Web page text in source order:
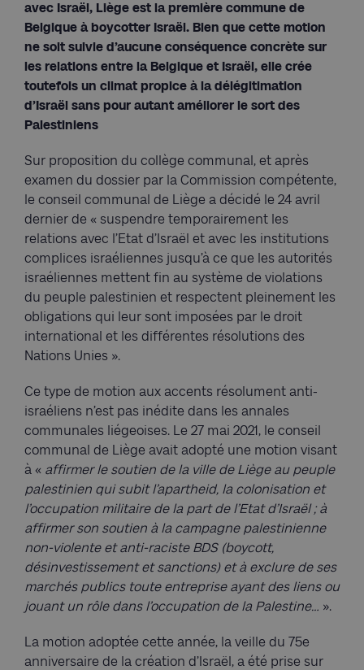
avec Israël, Liège est la première commune de
Belgique à boycotter Israël. Bien que cette motion
ne soit suivie d’aucune conséquence concrète sur
les relations entre la Belgique et Israël, elle crée
toutefois un climat propice à la délégitimation
d’Israël sans pour autant améliorer le sort des
Palestiniens
Sur proposition du collège communal, et après
examen du dossier par la Commission compétente,
le conseil communal de Liège a décidé le 24 avril
dernier de « suspendre temporairement les
relations avec l’Etat d’Israël et avec les institutions
complices israéliennes jusqu’à ce que les autorités
israéliennes mettent fin au système de violations
du peuple palestinien et respectent pleinement les
obligations qui leur sont imposées par le droit
international et les différentes résolutions des
Nations Unies ».
Ce type de motion aux accents résolument anti-
israéliens n’est pas inédite dans les annales
communales liégeoises. Le 27 mai 2021, le conseil
communal de Liège avait adopté une motion visant
à « affirmer le soutien de la ville de Liège au peuple
palestinien qui subit l’apartheid, la colonisation et
l’occupation militaire de la part de l’Etat d’Israël ; à
affirmer son soutien à la campagne palestinienne
non-violente et anti-raciste BDS (boycott,
désinvestissement et sanctions) et à exclure de ses
marchés publics toute entreprise ayant des liens ou
jouant un rôle dans l’occupation de la Palestine… ».
La motion adoptée cette année, la veille du 75e
anniversaire de la création d’Israël, a été prise sur